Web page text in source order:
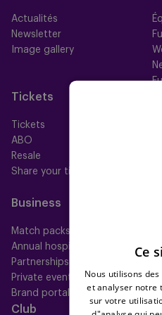
Actualités
Newsletter
Image gallery
Tickets
Tickets
ABO
Resale
Share your ticket
Business
Match packs
Annual hospitality
Partnerships
Private events
Brand portal
Club
Ce
Nous utilisons
et analyser notre
sur votre